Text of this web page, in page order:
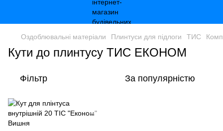
Оздоблювальні матеріали Плинтуси для підлоги ТИС
Кути до плинтусу ТИС ЕКОНОМ
Фільтр За популярністю